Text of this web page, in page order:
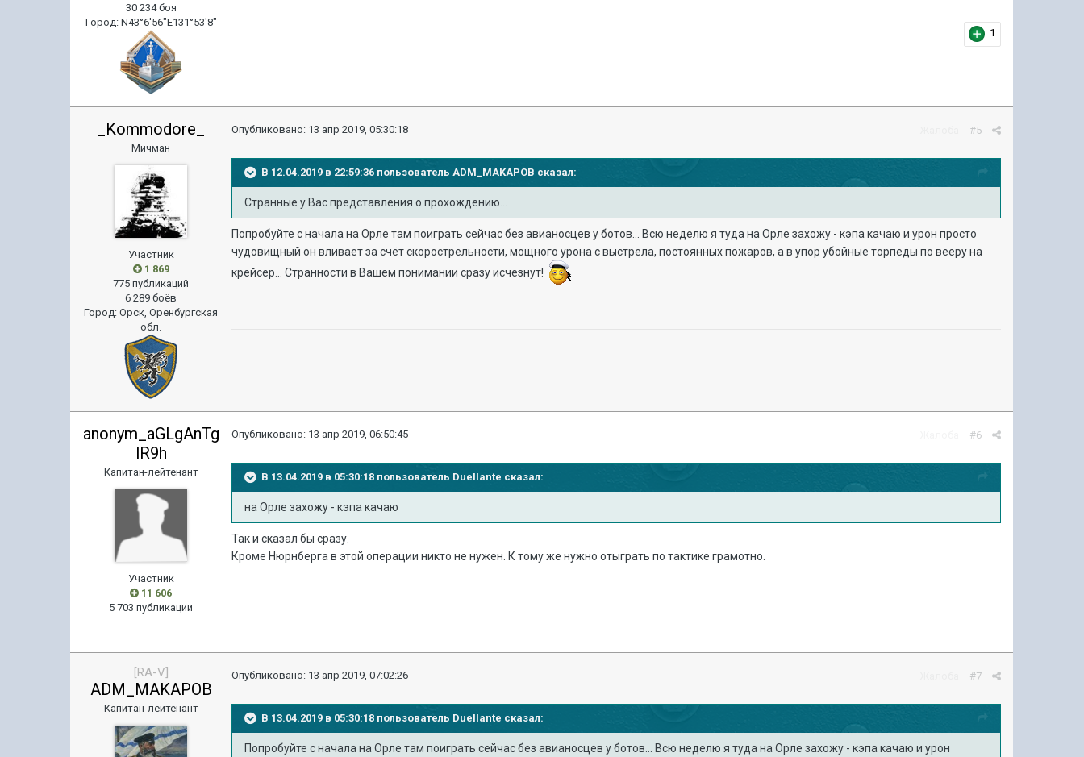
30 234 боя
Город: N43°6'56"E131°53'8"
1
_Kommodore_
Мичман
Участник
1 869
775 публикаций
6 289 боёв
Город:Орск, Оренбургская
обл.
#5
Опубликовано: 13 апр 2019, 05:30:18
В 12.04.2019 в 22:59:36 пользователь ADM_MAKAPOB сказал:
Странные у Вас представления о прохождению...
Попробуйте с начала на Орле там поиграть сейчас без авианосцев у ботов... Всю неделю я туда на Орле захожу - кэпа качаю и урон просто
чудовищный он вливает за счёт скорострельности, мощного урона с выстрела, постоянных пожаров, а в упор убойные торпеды по вееру на
крейсер... Странности в Вашем понимании сразу исчезнут!
anonym_aGLgAnTg
lR9h
Капитан-лейтенант
Участник
11 606
5 703 публикации
#6
Опубликовано: 13 апр 2019, 06:50:45
В 13.04.2019 в 05:30:18 пользователь DueIIante сказал:
на Орле захожу - кэпа качаю
Так и сказал бы сразу.
Кроме Нюрнберга в этой операции никто не нужен. К тому же нужно отыграть по тактике грамотно.
[RA-V]
ADM_MAKAPOB
Капитан-лейтенант
#7
Опубликовано: 13 апр 2019, 07:02:26
В 13.04.2019 в 05:30:18 пользователь DueIIante сказал:
Попробуйте с начала на Орле там поиграть сейчас без авианосцев у ботов... Всю неделю я туда на Орле захожу - кэпа качаю и урон